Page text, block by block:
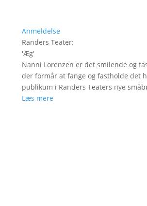
Anmeldelse
Randers Teater:
'Æg'
Nanni Lorenzen er det smilende og
der formår at fange og fastholde det
publikum i Randers Teaters nye
Læs mere